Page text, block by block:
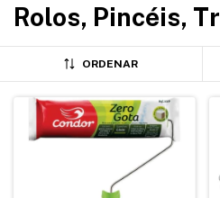
Rolos, Pincéis,
ORDENAR